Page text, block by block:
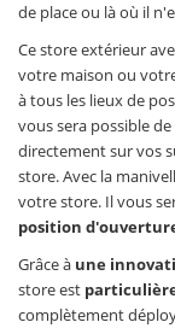
de place ou là où il
Ce store extérieur
votre maison ou
à tous les lieux de
vous sera possible de
directement sur vos
store. Avec la
votre store. Il vous
position
Grâce à une
store est
complètement